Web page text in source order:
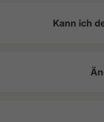
Kann ich